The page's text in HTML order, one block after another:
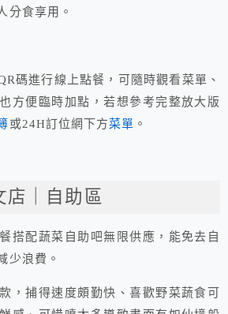
分食享用。
碼進行線上點餐，可隨時觀看菜單、
方便臨時加點，若想參考完整放大版
或24H訂位網下方菜單 。
店｜自助區
搭配蔬菜自助吧無限供應，能免去自
少浪費。
，捕得速度頗勤快、喜歡野菜蔬食可